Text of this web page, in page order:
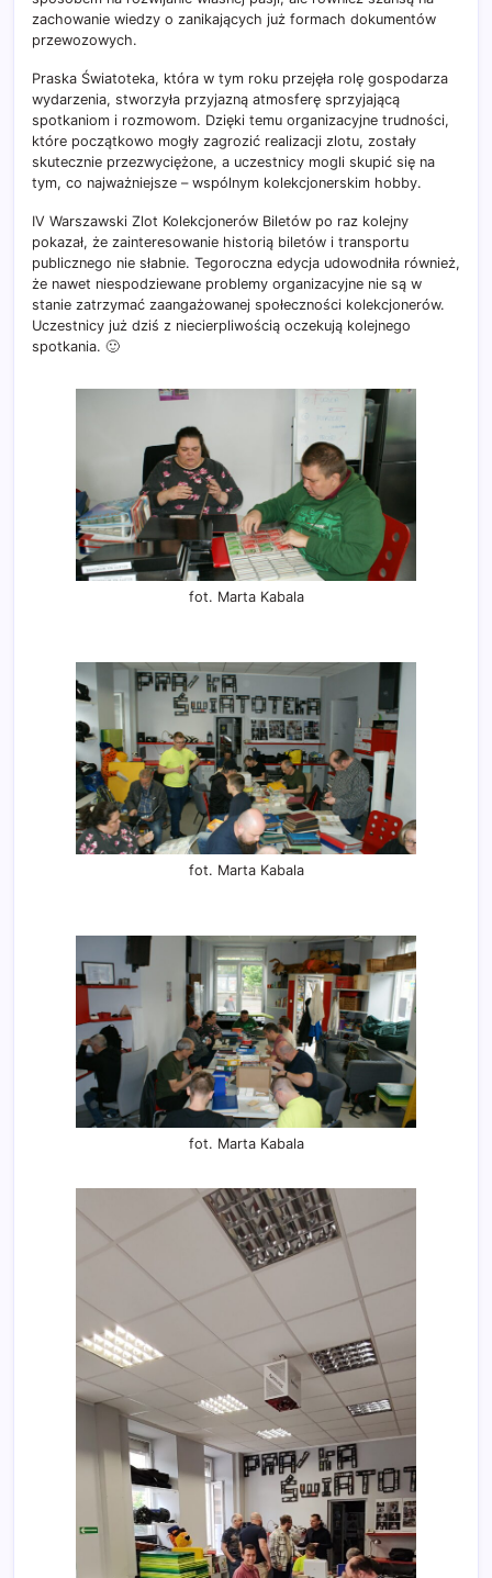
zachowanie wiedzy o zanikających już formach dokumentów
przewozowych.
Praska Światoteka, która w tym roku przejęła rolę gospodarza
wydarzenia, stworzyła przyjazną atmosferę sprzyjającą
spotkaniom i rozmowom. Dzięki temu organizacyjne trudności,
które początkowo mogły zagrozić realizacji zlotu, zostały
skutecznie przezwyciężone, a uczestnicy mogli skupić się na
tym, co najważniejsze – wspólnym kolekcjonerskim hobby.
IV Warszawski Zlot Kolekcjonerów Biletów po raz kolejny
pokazał, że zainteresowanie historią biletów i transportu
publicznego nie słabnie. Tegoroczna edycja udowodniła również,
że nawet niespodziewane problemy organizacyjne nie są w
stanie zatrzymać zaangażowanej społeczności kolekcjonerów.
Uczestnicy już dziś z niecierpliwością oczekują kolejnego
spotkania. 🙂
fot. Marta Kabala
fot. Marta Kabala
fot. Marta Kabala